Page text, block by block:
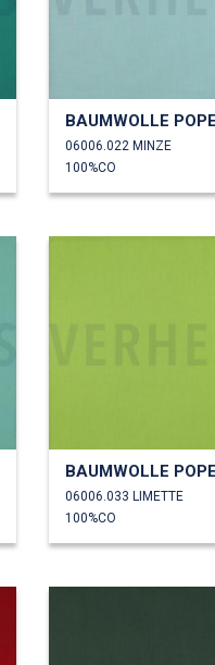
06006.022 MINZE
100%CO
06006.033 LIMETTE
100%CO